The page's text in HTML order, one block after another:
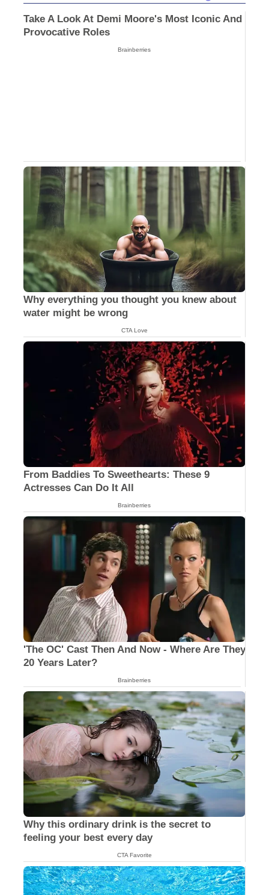
Take A Look At Demi Moore's Most Iconic And
Provocative Roles
Brainberries
Why everything you thought you knew about
water might be wrong
CTA Love
From Baddies To Sweethearts: These 9
Actresses Can Do It All
Brainberries
'The OC' Cast Then And Now - Where Are They
20 Years Later?
Brainberries
Why this ordinary drink is the secret to
feeling your best every day
CTA Favorite